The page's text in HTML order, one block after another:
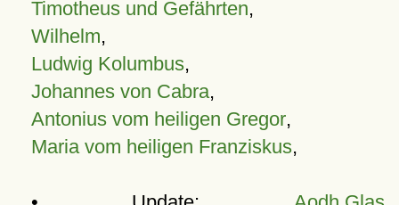
Timotheus und Gefährten,
Wilhelm,
Ludwig Kolumbus,
Johannes von Cabra,
Antonius vom heiligen Gregor,
Maria vom heiligen Franziskus,